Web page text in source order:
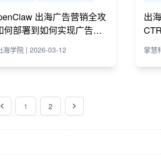
出海广告营销全攻
何部署到如何实现广告营
海学院 | 2026-03-12
出
掌慧
1 2